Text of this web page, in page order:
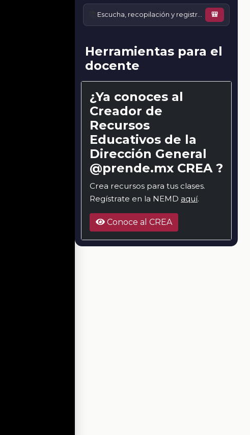
Escucha, recopilación y registro de textos líricos/poéticos de la antigua y nueva palabra 🎒
Herramientas para el
docente
¿Ya conoces al
Creador de
Recursos
Educativos de la
Dirección General
@prende.mx CREA ?
Crea recursos para tus clases.
Regístrate en la NEMD aquí.
Conoce al CREA